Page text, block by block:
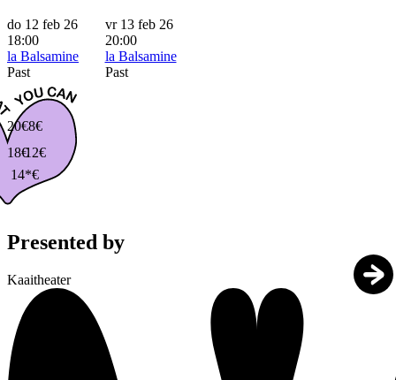
do 12 feb 26
18:00
la Balsamine
Past
vr 13 feb 26
20:00
la Balsamine
Past
20€
18€
14*€
12€
8€
Presented by
Kaaitheater